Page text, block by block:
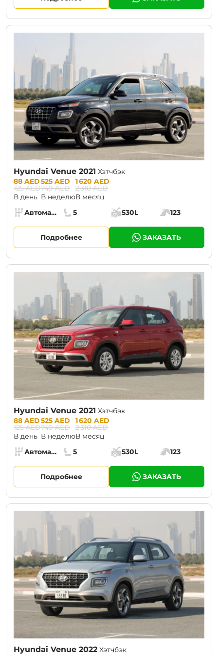
Hyundai Venue 2021 Хэтчбэк
Prices:
88 AED
125 AED
В день
525 AED
749 AED
В неделю
1 620 AED
2 310 AED
В месяц
Specs:
Коробка передач:
Автомат (АКПП)
Места:
5
Объём багажника:
530L
Мощность
123
Подробнее ЗАКАЗАТЬ
Hyundai Venue 2021 Хэтчбэк
Prices:
88 AED
125 AED
В день
525 AED
749 AED
В неделю
1 620 AED
2 310 AED
В месяц
Specs:
Коробка передач:
Автомат (АКПП)
Места:
5
Объём багажника:
530L
Мощность
123
Подробнее ЗАКАЗАТЬ
Hyundai Venue 2022 Хэтчбэк